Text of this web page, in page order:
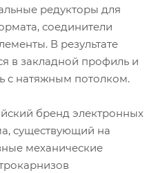
редукторы для
соединители
В результате
в закладной профиль и
с натяжным потолком.
бренд электронных
существующий на
механические